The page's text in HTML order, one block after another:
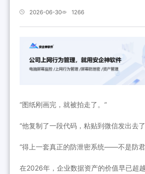
2026-06-30 1266
“图纸刚画完，就被拍走了。”
“他复制了一段代码，粘贴到微信发出去
“得上一套真正的防泄密系统——不是防
在2026年，企业数据资产的价值早已超